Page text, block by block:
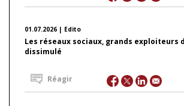
01.07.2026 | Edito
Les réseaux sociaux, grands exploiteurs
dissimulé
Réagir